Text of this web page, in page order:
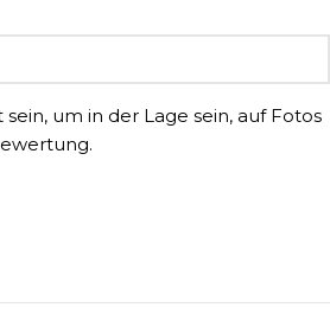
um in der Lage sein, auf Fotos